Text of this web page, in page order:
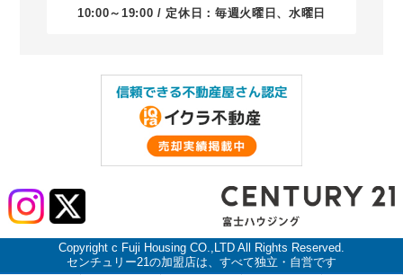
10:00～19:00 / 定休日：毎週火曜日、水曜日
Copyright c Fuji Housing CO.,LTD All Rights Reserved.
センチュリー21の加盟店は、すべて独立・自営です